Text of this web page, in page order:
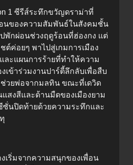
1 ซีรีส์ระทึกขวัญดราม่าที่
นของความสัมพันธ์ในสังคมชั้น
พักผ่อนช่วงฤดูร้อนที่ฮ่องกง แต่
ต์ค่อยๆ พาไปสู่เกมการเมือง
ละแผนการร้ายที่ทำให้ความ
เข้าร่วมงานปาร์ตี้ลึกลับเพื่อสืบ
วยพ่อจากมลทิน ขณะที่เดวิด
สงสีและด้านมืดของเมืองยาม
นปิดท้ายด้วยความระทึกและ
เริ่มจากความสนุกของเพื่อน